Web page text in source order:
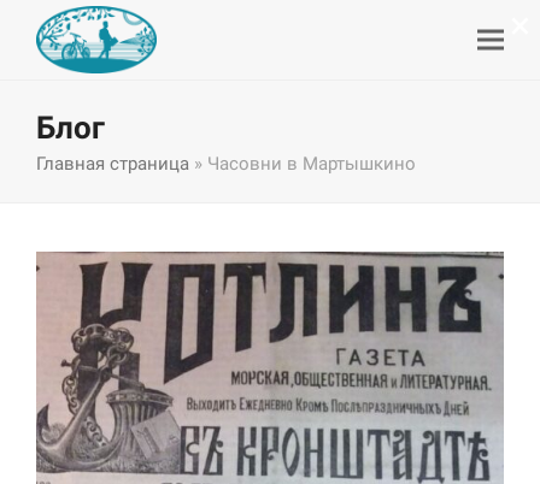
Блог
Главная страница » Часовни в Мартышкино